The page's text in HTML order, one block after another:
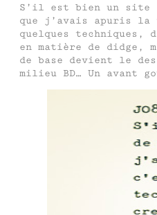
S’il est bien un site
que j’avais apuris la
quelques
en matière de didge,
de base devient le
milieu BD… Un avant